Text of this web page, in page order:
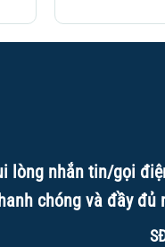
lòng nhắn tin/gọi
chóng và đầy đủ